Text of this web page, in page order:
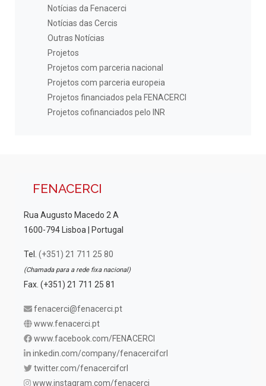
Notícias da Fenacerci
Notícias das Cercis
Outras Notícias
Projetos
Projetos com parceria nacional
Projetos com parceria europeia
Projetos financiados pela FENACERCI
Projetos cofinanciados pelo INR
FENACERCI
Rua Augusto Macedo 2 A
1600-794 Lisboa | Portugal
Tel. (+351) 21 711 25 80
(Chamada para a rede fixa nacional)
Fax. (+351) 21 711 25 81
fenacerci@fenacerci.pt
www.fenacerci.pt
www.facebook.com/FENACERCI
inkedin.com/company/fenacercifcrl
twitter.com/fenacercifcrl
www.instagram.com/fenacerci